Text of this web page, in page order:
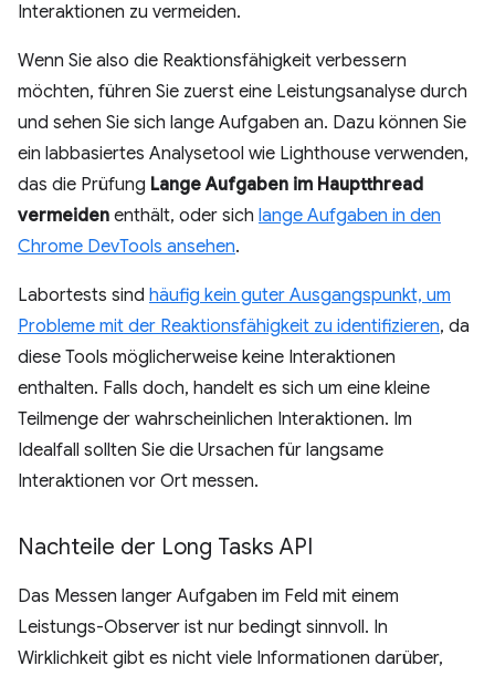
Interaktionen zu vermeiden.
Wenn Sie also die Reaktionsfähigkeit verbessern
möchten, führen Sie zuerst eine Leistungsanalyse durch
und sehen Sie sich lange Aufgaben an. Dazu können Sie
ein labbasiertes Analysetool wie Lighthouse verwenden,
das die Prüfung Lange Aufgaben im Hauptthread
vermeiden enthält, oder sich lange Aufgaben in den
Chrome DevTools ansehen.
Labortests sind häufig kein guter Ausgangspunkt, um
Probleme mit der Reaktionsfähigkeit zu identifizieren, da
diese Tools möglicherweise keine Interaktionen
enthalten. Falls doch, handelt es sich um eine kleine
Teilmenge der wahrscheinlichen Interaktionen. Im
Idealfall sollten Sie die Ursachen für langsame
Interaktionen vor Ort messen.
Nachteile der Long Tasks API
Das Messen langer Aufgaben im Feld mit einem
Leistungs-Observer ist nur bedingt sinnvoll. In
Wirklichkeit gibt es nicht viele Informationen darüber,